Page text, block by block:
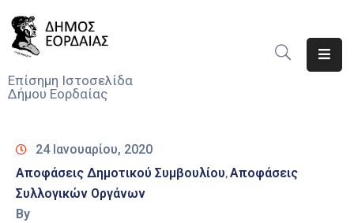
Επίσημη Ιστοσελίδα
Δήμου Εορδαίας
Νέα
Υπηρεσίες
Του
24 Ιανουαρίου, 2020
Αποφάσεις Δημοτικού Συμβουλίου‚Αποφάσεις
Συλλογικών Οργάνων
By